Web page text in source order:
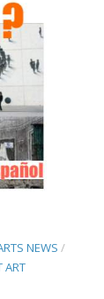
NEWS /
ART